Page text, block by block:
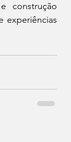
construção
experiências